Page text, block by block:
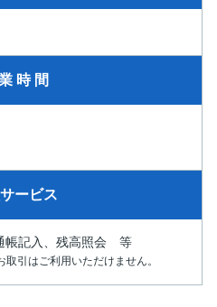
時 間
ービス
帳記入、残高照会 等
引はご利用いただけません。